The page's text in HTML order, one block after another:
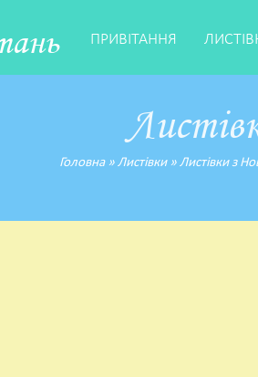
ПРИВІТАННЯ
Головна» Листівки» Листівки з